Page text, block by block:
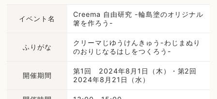
イベント名
Creema 自由研究 -輪島塗のオリジナル
箸を作ろう-
ふりがな
クリーマじゆうけんきゅう-わじまぬり
のおりじなるはしをつくろう-
開催期間
第1回 2024年8月1日（木）・第2回
2024年8月21日（水）